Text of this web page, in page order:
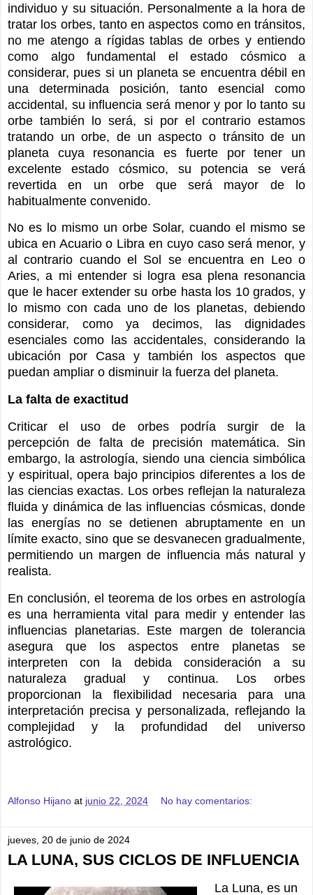
individuo y su situación. Personalmente a la hora de
tratar los orbes, tanto en aspectos como en tránsitos,
no me atengo a rígidas tablas de orbes y entiendo
como algo fundamental el estado cósmico a
considerar, pues si un planeta se encuentra débil en
una determinada posición, tanto esencial como
accidental, su influencia será menor y por lo tanto su
orbe también lo será, si por el contrario estamos
tratando un orbe, de un aspecto o tránsito de un
planeta cuya resonancia es fuerte por tener un
excelente estado cósmico, su potencia se verá
revertida en un orbe que será mayor de lo
habitualmente convenido.
No es lo mismo un orbe Solar, cuando el mismo se
ubica en Acuario o Libra en cuyo caso será menor, y
al contrario cuando el Sol se encuentra en Leo o
Aries, a mi entender si logra esa plena resonancia
que le hacer extender su orbe hasta los 10 grados, y
lo mismo con cada uno de los planetas, debiendo
considerar, como ya decimos, las dignidades
esenciales como las accidentales, considerando la
ubicación por Casa y también los aspectos que
puedan ampliar o disminuir la fuerza del planeta.
La falta de exactitud
Criticar el uso de orbes podría surgir de la
percepción de falta de precisión matemática. Sin
embargo, la astrología, siendo una ciencia simbólica
y espiritual, opera bajo principios diferentes a los de
las ciencias exactas. Los orbes reflejan la naturaleza
fluida y dinámica de las influencias cósmicas, donde
las energías no se detienen abruptamente en un
límite exacto, sino que se desvanecen gradualmente,
permitiendo un margen de influencia más natural y
realista.
En conclusión, el teorema de los orbes en astrología
es una herramienta vital para medir y entender las
influencias planetarias. Este margen de tolerancia
asegura que los aspectos entre planetas se
interpreten con la debida consideración a su
naturaleza gradual y continua. Los orbes
proporcionan la flexibilidad necesaria para una
interpretación precisa y personalizada, reflejando la
complejidad y la profundidad del universo
astrológico.
Alfonso Hijano at junio 22, 2024 No hay comentarios:
jueves, 20 de junio de 2024
LA LUNA, SUS CICLOS DE INFLUENCIA
La Luna, es un